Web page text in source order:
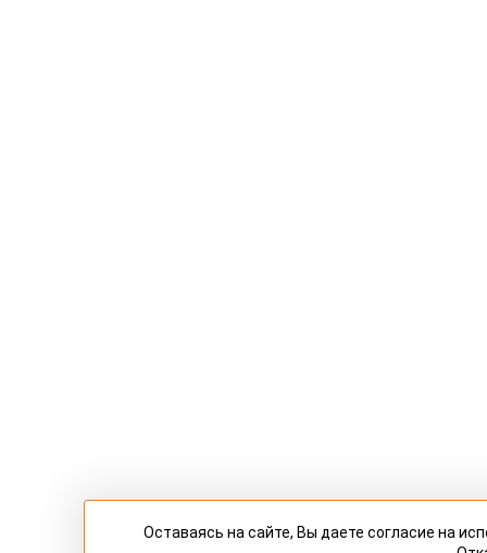
Оставаясь на сайте, Вы даете согласие на